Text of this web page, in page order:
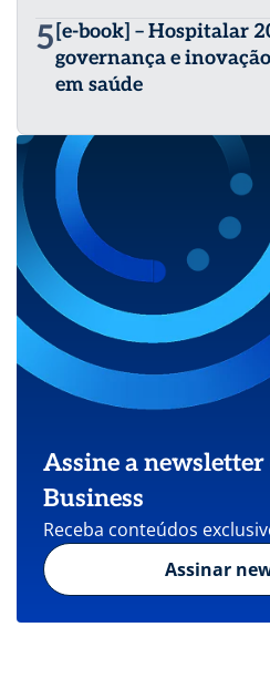
5 [e-book] – Hospitalar
governança e
em saúde
Assine a newsletter
Business
Receba conteúdos
Assinar